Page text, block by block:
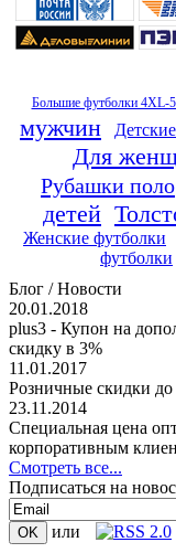
Большие футболки 4XL-
мужчин
Для
Рубашки поло
детей
Женские футболки
футболки
Блог / Новости
20.01.2018
plus3 - Купон на
скидку в 3%
11.01.2017
Розничные скидки до
23.11.2014
Специальная цена
корпоративным
Смотреть все...
Подписаться на
или